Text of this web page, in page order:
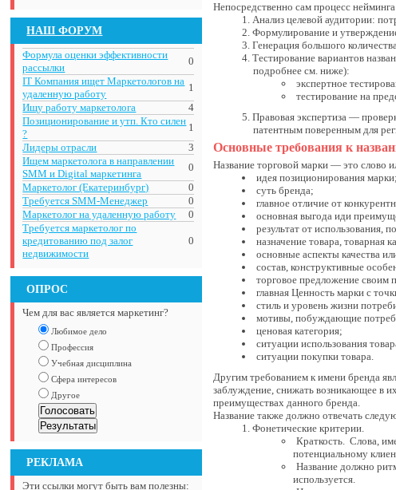
НАШ ФОРУМ
Формула оценки эффективности
рассылки
0
IT Компания ищет Маркетологов на
удаленную работу
1
Ищу работу маркетолога
4
Позиционирование и утп. Кто силен
?
1
Лидеры отрасли
3
Ищем маркетолога в направлении
SMM и Digital маркетинга
0
Маркетолог (Екатеринбург)
0
Требуется SMM-Менеджер
0
Маркетолог на удаленную работу
0
Требуется маркетолог по
кредитованию под залог
недвижимости
0
ОПРОС
Чем для вас является маркетинг?
Любимое дело
Профессия
Учебная дисциплина
Сфера интересов
Другое
РЕКЛАМА
Эти ссылки могут быть вам полезны:
Непосредственно сам процесс
Анализ целевой аудитории:
Формулирование и
Генерация большого
Тестирование вариантов
подробнее см. ниже):
экспертное
тестирование на
Правовая экспертиза —
патентным поверенным для
Основные требования к
Название торговой марки — это слово
идея позиционирования марки;
суть бренда;
главное отличие от
основная выгода иди
результат от использования,
назначение товара, товарная
основные аспекты качества
состав, конструктивные
торговое предложение своим
главная Ценность марки с
стиль и уровень жизни
мотивы, побуждающие
ценовая категория;
ситуации использования
ситуации покупки товара.
Другим требованием к имени бренда
заблуждение, снижать возникающее в
преимуществах данного бренда.
Название также должно отвечать
Фонетические критерии.
Краткость. Слова,
потенциальному
Название должно
используется.